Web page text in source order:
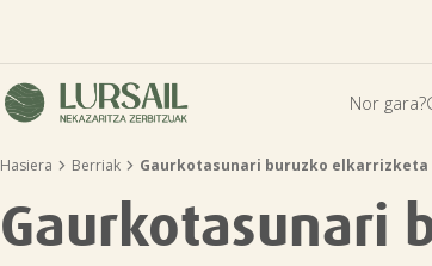
Nor gara?
Hasiera  Berriak  Gaurkotasunari buruzko elkarrizketa
Gaurkotasunari